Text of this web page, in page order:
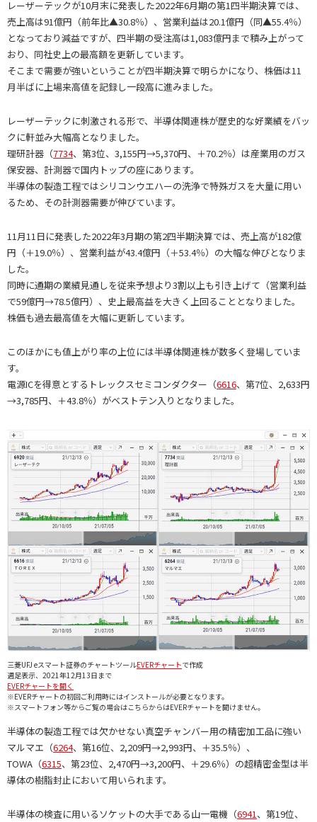
レーザーテックが10月末に発表した2022年6月期の第1四半期決算では、
売上高は91億円（前年比▲30.8％）、営業利益は20.1億円（同▲55.4％）
となっており減益ですが、四半期の受注高は1,083億円まで積み上がって
おり、同社史上の最高額を更新しています。
そこまで需要が強いということが四半期決算で明らかになり、株価は11
月半ばに上場来高値を記録し一段高に進みました。
レーザーテックに刺激される形で、半導体関連株が歴史的な好業績をバッ
クに軒並み大幅高となりました。
理研計器（7734、第3位、3,155円→5,370円、＋70.2％）は産業用のガス
保安器、計測器で国内トップの座にあります。
半導体の製造工程ではシリコンウエハーの洗浄で特殊ガスを大量に用い
るため、その計測器需要が伸びています。
11月11日に発表した2022年3月期の第2四半期決算では、売上高が182億
円（＋19.0％）、営業利益が43.4億円（＋53.4％）の大幅な伸びとなりま
した。
同時に通期の業績見通しを従来予想より3割以上も引き上げて（営業利益
で59億円→78.5億円）、史上最高益を大きく上回ることとなりました。
株価も過去最高値を大幅に更新しています。
このほかにも値上がり率の上位には半導体関連株が数多く登場していま
す。
電源ICを得意とするトレックスセミコンダクター（6616、第7位、2,633円
→3,785円、＋43.8％）がベストテン入りとなりました。
三菱UFJ eスマート証券のチャートツールEVERチャートで作成
週足表示、2021年12月13日まで
EVERチャートを開く
※EVERチャートの初回ご利用時にはインストールが必要となります。
※スマートフォン等からご覧の場合はこちらからはEVERチャートを開けません。
半導体の製造工程では欠かせない真空チャンバー用の精密加工品に強い
マルマエ（6264、第16位、2,209円→2,993円、＋35.5％）、
TOWA（6315、第23位、2,470円→3,200円、＋29.6％）の超精密金型は半
導体の樹脂封止において用いられます。
半導体の検査に用いるソケットの大手である山一電機（6941、第19位、